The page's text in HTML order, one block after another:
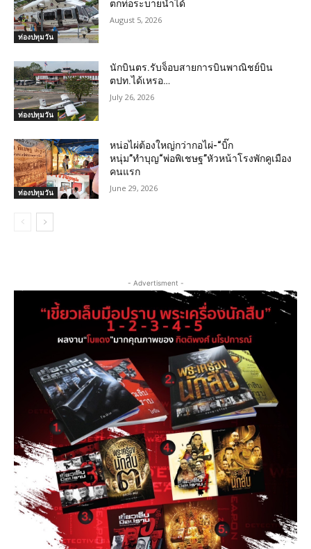
ท่องปทุมวัน
ตกท่อระบายน้ำได้
August 5, 2026
ท่องปทุมวัน
นักบินตร.รับจ็อบสายการบินพาณิชย์บิน
ตปท.ได้เหรอ…
July 26, 2026
ท่องปทุมวัน
หน่อไผ่ต้องใหญ่กว่ากอไผ่-“บิ๊ก
หนุ่ม”ทำบุญ“พ่อพิเชษฐ”หัวหน้าโรงพักคูเมือง
คนแรก
June 29, 2026
- Advertisment -